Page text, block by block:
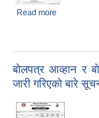
Read more
बोलपत्र आव्हान र
जारी गरिएको बारे